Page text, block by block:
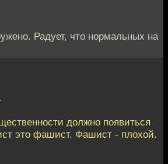
Радует, что нормальных на
должно появиться
это фашист. Фашист - плохой.